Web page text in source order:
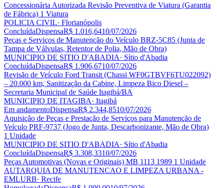
Concessionária Autorizada Revisão Preventiva de Viatura (Garantia
de Fábrica) 1 Viatura
POLICIA CIVIL· Florianópolis
ConcluídaDispensaR$ 1.016,6410/07/2026
Peças e Serviços de Manutenção do Veículo BRZ-5C85 (Junta de
Tampa de Válvulas, Retentor de Polia, Mão de Obra)
MUNICIPIO DE SITIO D'ABADIA· Sítio d'Abadia
ConcluídaDispensaR$ 1.906,6710/07/2026
Revisão de Veículo Ford Transit (Chassi WF0GTBVF6TU022092)
– 20.000 km, Sanitização da Cabine, Limpeza Bico Diesel –
Secretaria Municipal de Saúde Itagibá/BA
MUNICIPIO DE ITAGIBA· Itagibá
Em andamentoDispensaR$ 2.344,8510/07/2026
Aquisição de Peças e Prestação de Serviços para Manutenção de
Veículo PRF-9737 (Jogo de Junta, Descarbonizante, Mão de Obra)
1 Unidade
MUNICIPIO DE SITIO D'ABADIA· Sítio d'Abadia
ConcluídaDispensaR$ 3.308,3310/07/2026
Peças Automotivas (Novas e Originais) MB 1113 1989 1 Unidade
AUTARQUIA DE MANUTENCAO E LIMPEZA URBANA -
EMLURB· Recife